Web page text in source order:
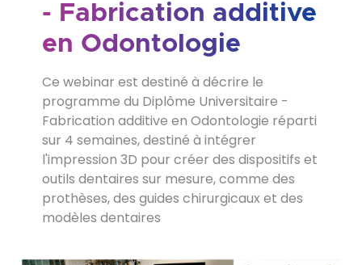
- Fabrication additive
en Odontologie
Ce webinar est destiné à décrire le
programme du Diplôme Universitaire -
Fabrication additive en Odontologie réparti
sur 4 semaines, destiné à intégrer
l'impression 3D pour créer des dispositifs et
outils dentaires sur mesure, comme des
prothèses, des guides chirurgicaux et des
modèles dentaires